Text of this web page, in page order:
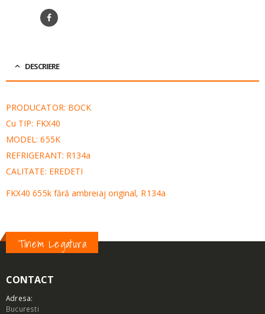
DESCRIERE
PRODUCATOR: BOCK
Cu TIP: FKX40
MODEL: 655K
REFRIGERANT: R134a
CALITATE: EREDETI
FKX40 655k fără ambreiaj original, R134a
Tinem Legatura
CONTACT
Adresa:
Bucuresti